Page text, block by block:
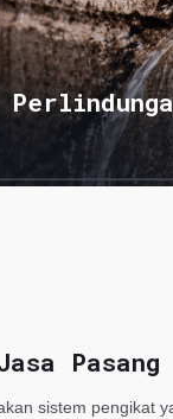
Pasang
sistem pengikat